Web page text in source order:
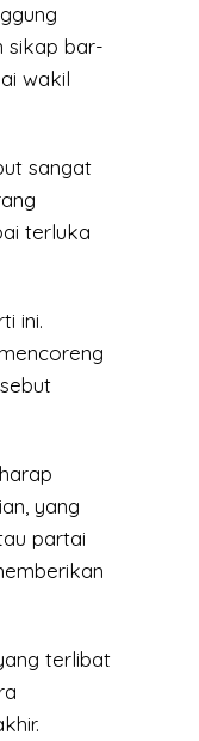
sikap bar-
wakil
sangat
terluka
ini.
yang
partai
terlibat